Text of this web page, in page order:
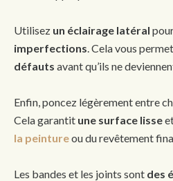
Utilisez un éclairage latéral
imperfections . Cela vous
défauts avant qu’ils ne
Enfin, poncez légèrement entre
Cela garantit une surface lisse
la peintureou du revêtement
Les bandes et les joints sont des